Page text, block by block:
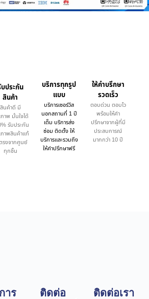
ประกัน
สินค้า
สินค้าดี มี
าพ มั่นใจได้
รับประกัน
าพสินค้าแท้
รงจากศูนย์
ทุกชิ้น
บริการทุกรูป
แบบ
บริการเซอร์วิส
นอกสถานที่ 1 ปี
เต็ม บริการส่ง
ซ่อม ติดตั้ง ให้
บริการและรวมถึง
ให้คำปรึกษาฟรี
ให้คำบรึกษา
รวดเร็ว
ตอบด่วน ตอบไว
พร้อมให้คำ
ปรึกษาจากผู้ที่มี
ประสบการณ์
มากกว่า 10 ปี
าร
ติดต่อ
ติดต่อเรา